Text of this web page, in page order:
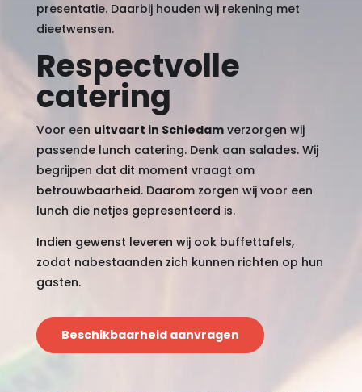
presentatie. Daarbij houden wij rekening met
dieetwensen.
Respectvolle
catering
Voor een uitvaart in Schiedamverzorgen wij
passende lunch catering. Denk aan salades. Wij
begrijpen dat dit moment vraagt om
betrouwbaarheid. Daarom zorgen wij voor een
lunch die netjes gepresenteerd is.
Indien gewenst leveren wij ook buffettafels,
zodat nabestaanden zich kunnen richten op hun
gasten.
Beschikbaarheid aanvragen